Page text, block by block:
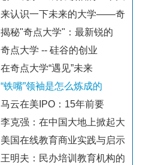
来认识一下未来的大学——奇
揭秘"奇点大学"：最新锐的
奇点大学 -- 硅谷的创业
在奇点大学“遇见”未来
“铁嘴”领袖是怎么炼成的
马云在美IPO：15年前要
李克强：在中国大地上掀起大
美国在线教育商业实践与启示
王明夫：民办培训教育机构的